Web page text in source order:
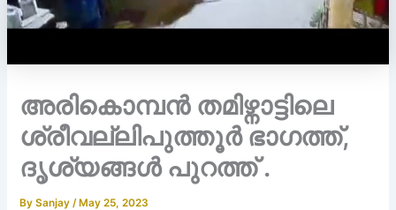
അരികൊമ്പൻ തമിഴ്നാട്ടിലെ
ശ്രീവല്ലിപുത്തൂർ ഭാഗത്ത്‌,
ദൃശ്യങ്ങൾ പുറത്ത് .
BySanjay /May 25, 2023